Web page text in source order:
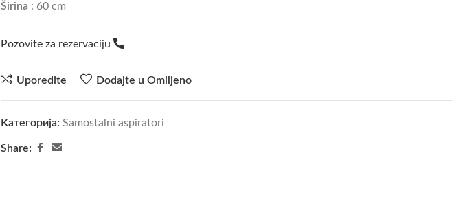
Širina : 60 cm
Pozovite za rezervaciju
Uporedite Dodajte u Omiljeno
Категорија: Samostalni aspiratori
Share: